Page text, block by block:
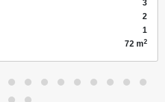
3
2
1
72 m2